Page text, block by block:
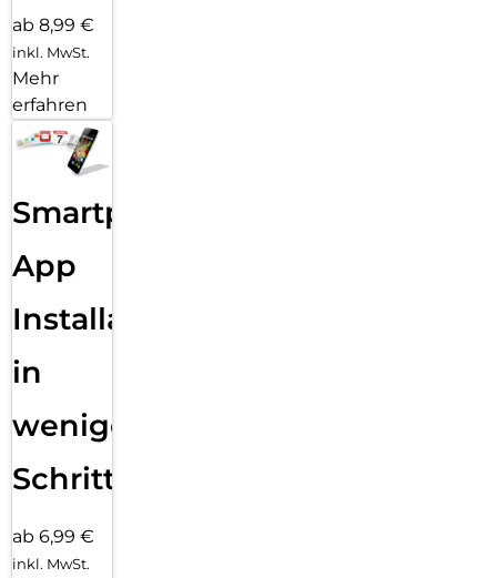
ab 8,99 €
inkl. MwSt.
Mehr
erfahren
Smartphone
App
Installation
in
wenigen
Schritten
ab 6,99 €
inkl. MwSt.